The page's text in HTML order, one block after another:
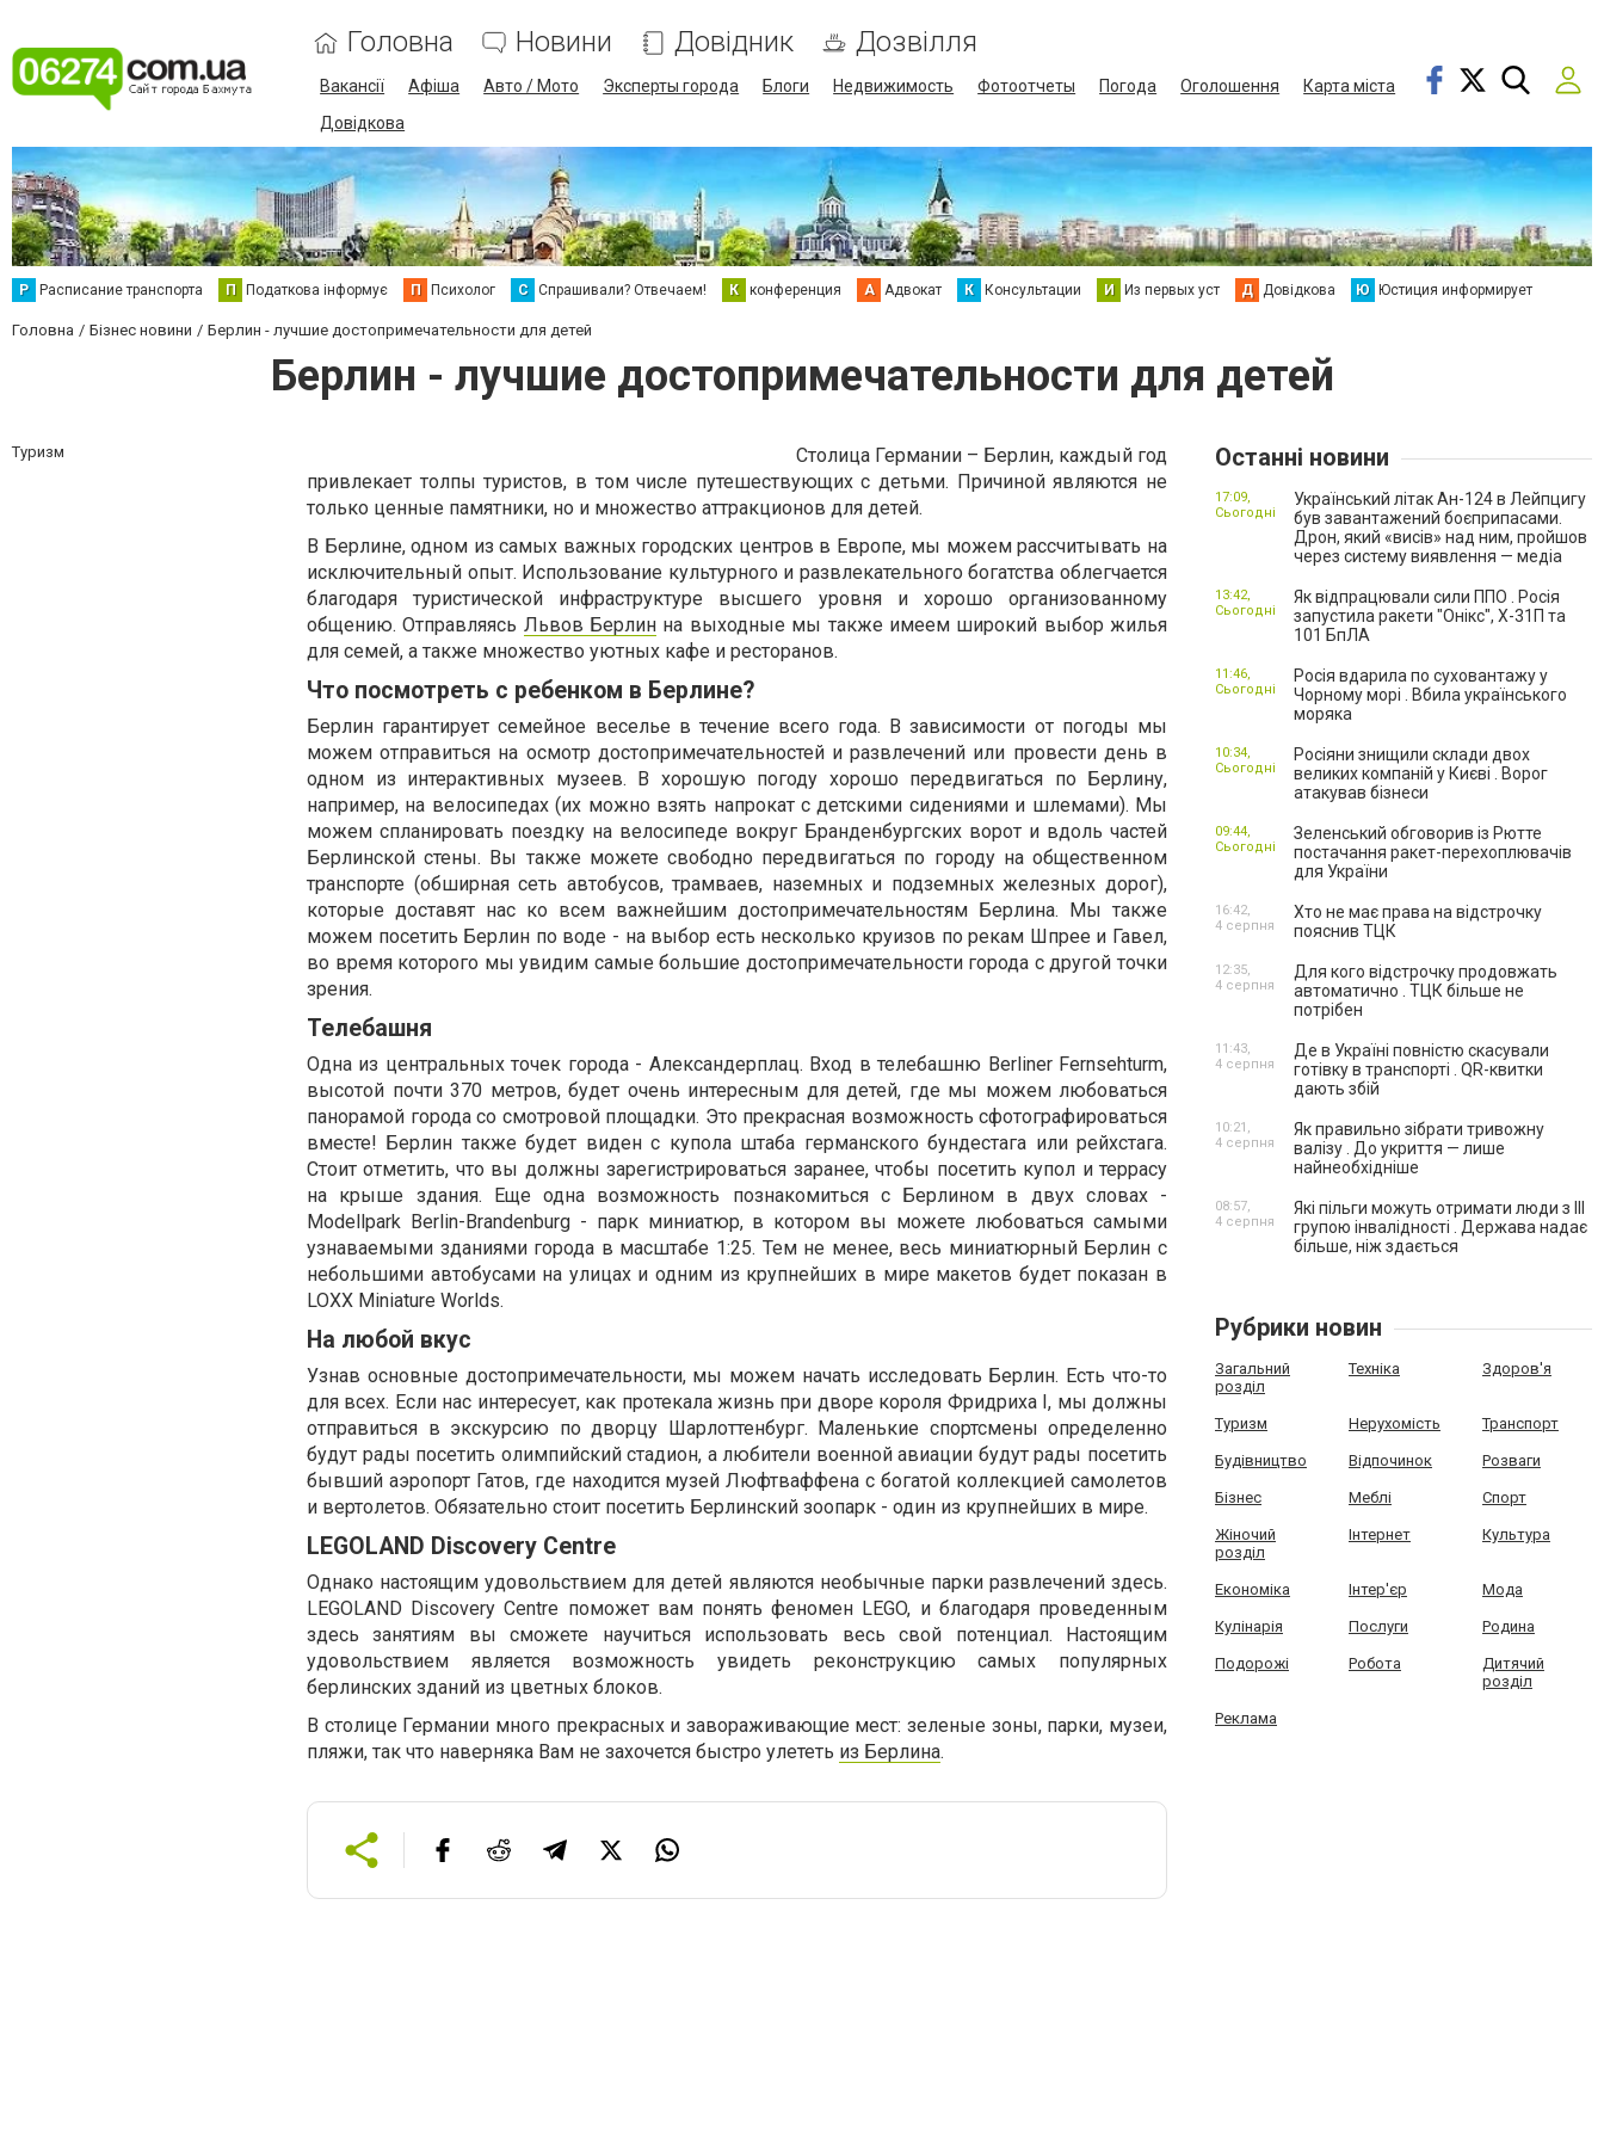
Головна Новини Довідник Дозвілля
Вакансії Афіша Авто / Мото Эксперты города Блоги Недвижимость Фотоотчеты Погода Оголошення
Карта міста
Довідкова
Р Расписание транспорта П Податкова інформує П Психолог С Спрашивали? Отвечаем! К конференция А Адвокат К Консультации И Из первых уст Д Довідкова Ю Юстиция информирует
Головна Бізнес новини Берлин - лучшие достопримечательности для детей
Берлин - лучшие достопримечательности для детей
Туризм
Столица Германии – Берлин, каждый год
привлекает толпы туристов, в том числе путешествующих с детьми. Причиной являются не
только ценные памятники, но и множество аттракционов для детей.
В Берлине, одном из самых важных городских центров в Европе, мы можем рассчитывать на
исключительный опыт. Использование культурного и развлекательного богатства облегчается
благодаря туристической инфраструктуре высшего уровня и хорошо организованному
общению. Отправляясь Львов Берлин на выходные мы также имеем широкий выбор жилья
для семей, а также множество уютных кафе и ресторанов.
Что посмотреть с ребенком в Берлине?
Берлин гарантирует семейное веселье в течение всего года. В зависимости от погоды мы
можем отправиться на осмотр достопримечательностей и развлечений или провести день в
одном из интерактивных музеев. В хорошую погоду хорошо передвигаться по Берлину,
например, на велосипедах (их можно взять напрокат с детскими сидениями и шлемами). Мы
можем спланировать поездку на велосипеде вокруг Бранденбургских ворот и вдоль частей
Берлинской стены. Вы также можете свободно передвигаться по городу на общественном
транспорте (обширная сеть автобусов, трамваев, наземных и подземных железных дорог),
которые доставят нас ко всем важнейшим достопримечательностям Берлина. Мы также
можем посетить Берлин по воде - на выбор есть несколько круизов по рекам Шпрее и Гавел,
во время которого мы увидим самые большие достопримечательности города с другой точки
зрения.
Телебашня
Одна из центральных точек города - Александерплац. Вход в телебашню Berliner Fernsehturm,
высотой почти 370 метров, будет очень интересным для детей, где мы можем любоваться
панорамой города со смотровой площадки. Это прекрасная возможность сфотографироваться
вместе! Берлин также будет виден с купола штаба германского бундестага или рейхстага.
Стоит отметить, что вы должны зарегистрироваться заранее, чтобы посетить купол и террасу
на крыше здания. Еще одна возможность познакомиться с Берлином в двух словах -
Modellpark Berlin-Brandenburg - парк миниатюр, в котором вы можете любоваться самыми
узнаваемыми зданиями города в масштабе 1:25. Тем не менее, весь миниатюрный Берлин с
небольшими автобусами на улицах и одним из крупнейших в мире макетов будет показан в
LOXX Miniature Worlds.
На любой вкус
Узнав основные достопримечательности, мы можем начать исследовать Берлин. Есть что-то
для всех. Если нас интересует, как протекала жизнь при дворе короля Фридриха I, мы должны
отправиться в экскурсию по дворцу Шарлоттенбург. Маленькие спортсмены определенно
будут рады посетить олимпийский стадион, а любители военной авиации будут рады посетить
бывший аэропорт Гатов, где находится музей Люфтваффена с богатой коллекцией самолетов
и вертолетов. Обязательно стоит посетить Берлинский зоопарк - один из крупнейших в мире.
LEGOLAND Discovery Centre
Однако настоящим удовольствием для детей являются необычные парки развлечений здесь.
LEGOLAND Discovery Centre поможет вам понять феномен LEGO, и благодаря проведенным
здесь занятиям вы сможете научиться использовать весь свой потенциал. Настоящим
удовольствием является возможность увидеть реконструкцию самых популярных
берлинских зданий из цветных блоков.
В столице Германии много прекрасных и завораживающие мест: зеленые зоны, парки, музеи,
пляжи, так что наверняка Вам не захочется быстро улететь из Берлина.
Останні новини
Український літак Ан-124 в Лейпцигу
був завантажений боєприпасами.
Дрон, який «висів» над ним, пройшов
через систему виявлення — медіа
17:09,
Сьогодні
Як відпрацювали сили ППО . Росія
запустила ракети "Онікс", Х-31П та
101 БпЛА
13:42,
Сьогодні
Росія вдарила по суховантажу у
Чорному морі . Вбила українського
моряка
11:46,
Сьогодні
Росіяни знищили склади двох
великих компаній у Києві . Ворог
атакував бізнеси
10:34,
Сьогодні
Зеленський обговорив із Рютте
постачання ракет-перехоплювачів
для України
09:44,
Сьогодні
Хто не має права на відстрочку
пояснив ТЦК
16:42,
4 серпня
Для кого відстрочку продовжать
автоматично . ТЦК більше не
потрібен
12:35,
4 серпня
Де в Україні повністю скасували
готівку в транспорті . QR-квитки
дають збій
11:43,
4 серпня
Як правильно зібрати тривожну
валізу . До укриття — лише
найнеобхідніше
10:21,
4 серпня
Які пільги можуть отримати люди з III
групою інвалідності . Держава надає
більше, ніж здається
08:57,
4 серпня
Рубрики новин
Загальний
розділ
Техніка Здоров'я
Туризм Нерухомість Транспорт
Будівництво Відпочинок Розваги
Бізнес Меблі Спорт
Жіночий
розділ
Інтернет Культура
Економіка Інтер'єр Мода
Кулінарія Послуги Родина
Подорожі Робота
Дитячий
розділ
Реклама